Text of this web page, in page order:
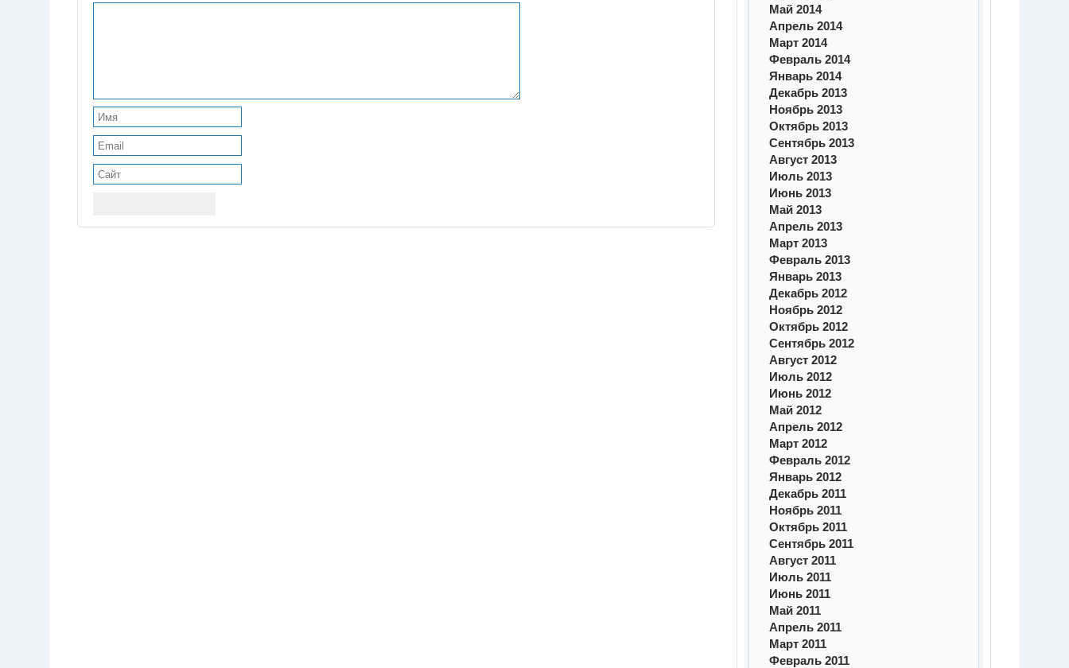
Май 2014
Апрель 2014
Март 2014
Февраль 2014
Январь 2014
Декабрь 2013
Ноябрь 2013
Октябрь 2013
Сентябрь 2013
Август 2013
Июль 2013
Июнь 2013
Май 2013
Апрель 2013
Март 2013
Февраль 2013
Январь 2013
Декабрь 2012
Ноябрь 2012
Октябрь 2012
Сентябрь 2012
Август 2012
Июль 2012
Июнь 2012
Май 2012
Апрель 2012
Март 2012
Февраль 2012
Январь 2012
Декабрь 2011
Ноябрь 2011
Октябрь 2011
Сентябрь 2011
Август 2011
Июль 2011
Июнь 2011
Май 2011
Апрель 2011
Март 2011
Февраль 2011